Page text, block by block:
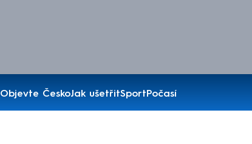
Objevte ČeskoJak ušetřitSportPočasí